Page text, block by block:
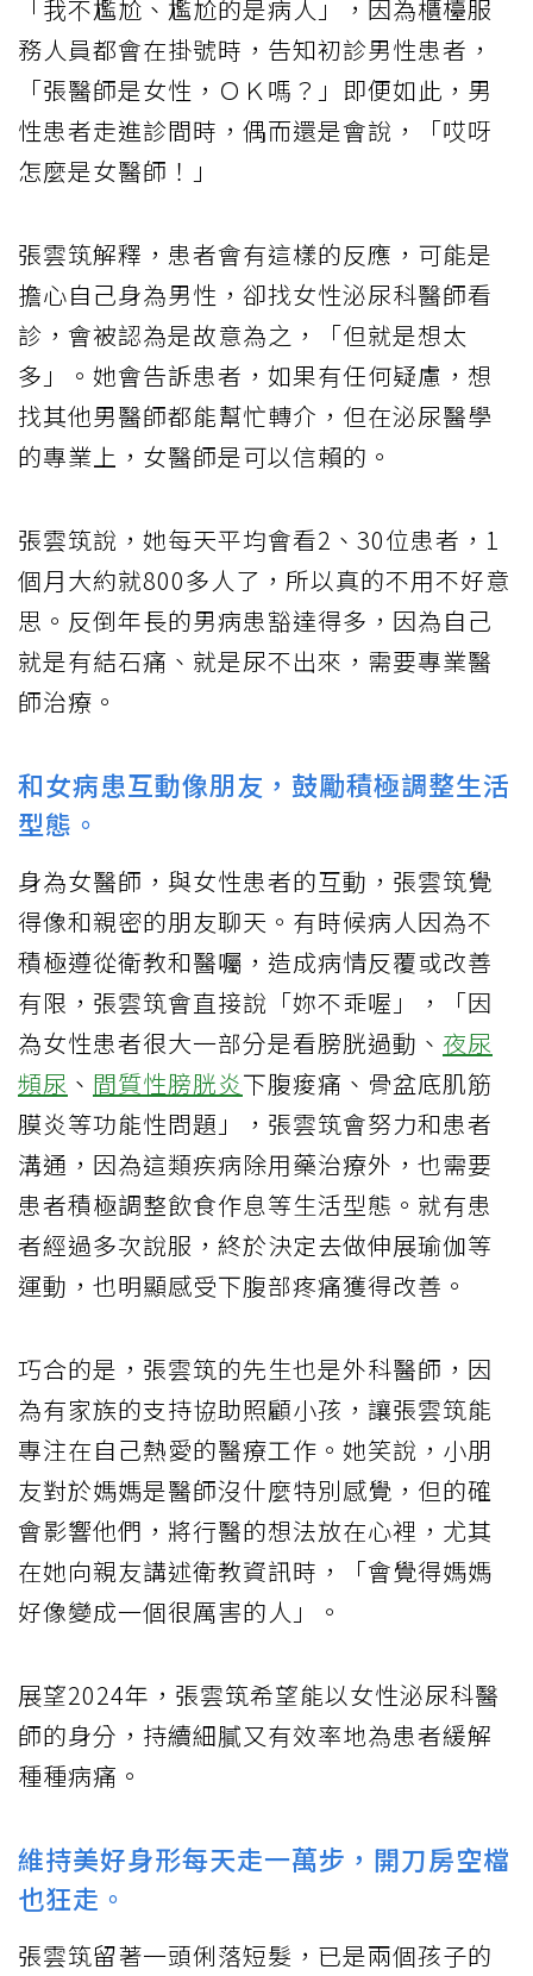
「我不尷尬、尷尬的是病人」，因為櫃檯服
務人員都會在掛號時，告知初診男性患者，
「張醫師是女性，ＯＫ嗎？」即便如此，男
性患者走進診間時，偶而還是會說，「哎呀
怎麼是女醫師！」
張雲筑解釋，患者會有這樣的反應，可能是
擔心自己身為男性，卻找女性泌尿科醫師看
診，會被認為是故意為之，「但就是想太
多」。她會告訴患者，如果有任何疑慮，想
找其他男醫師都能幫忙轉介，但在泌尿醫學
的專業上，女醫師是可以信賴的。
張雲筑說，她每天平均會看2、30位患者，1
個月大約就800多人了，所以真的不用不好意
思。反倒年長的男病患豁達得多，因為自己
就是有結石痛、就是尿不出來，需要專業醫
師治療。
和女病患互動像朋友，鼓勵積極調整生活
型態。
身為女醫師，與女性患者的互動，張雲筑覺
得像和親密的朋友聊天。有時候病人因為不
積極遵從衛教和醫囑，造成病情反覆或改善
有限，張雲筑會直接說「妳不乖喔」，「因
為女性患者很大一部分是看膀胱過動、 夜尿
頻尿 、 間質性膀胱炎下腹痠痛、骨盆底肌筋
膜炎等功能性問題」，張雲筑會努力和患者
溝通，因為這類疾病除用藥治療外，也需要
患者積極調整飲食作息等生活型態。就有患
者經過多次說服，終於決定去做伸展瑜伽等
運動，也明顯感受下腹部疼痛獲得改善。
巧合的是，張雲筑的先生也是外科醫師，因
為有家族的支持協助照顧小孩，讓張雲筑能
專注在自己熱愛的醫療工作。她笑說，小朋
友對於媽媽是醫師沒什麼特別感覺，但的確
會影響他們，將行醫的想法放在心裡，尤其
在她向親友講述衛教資訊時，「會覺得媽媽
好像變成一個很厲害的人」。
展望2024年，張雲筑希望能以女性泌尿科醫
師的身分，持續細膩又有效率地為患者緩解
種種病痛。
維持美好身形每天走一萬步，開刀房空檔
也狂走。
張雲筑留著一頭俐落短髮，已是兩個孩子的